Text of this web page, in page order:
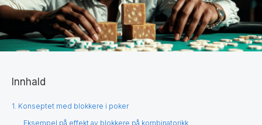
Innhald
1. Konseptet med blokkere i poker
Eksempel på effekt av blokkere på kombinatorikk